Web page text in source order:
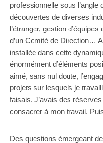
professionnelle sous l’angle
découvertes de diverses
l’étranger, gestion
d’un Comité de Direction…
installée dans cette
énormément d’éléments
aimé, sans nul doute,
projets sur lesquels je
faisais. J’avais des réserves
consacrer à mon travail.
Des questions émergeant